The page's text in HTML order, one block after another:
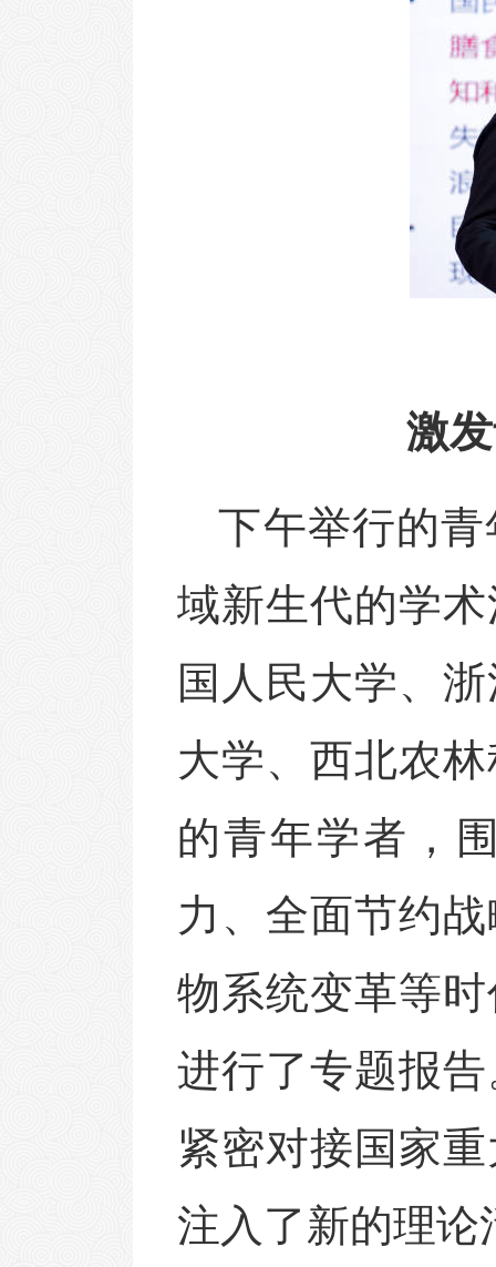
激
下午举行的
域新生代的学
国人民大学、
大学、西北农
的青年学者 ，
力、全面节约
物系统变革等
进行了专题报
紧密对接国家
注入了新的理论